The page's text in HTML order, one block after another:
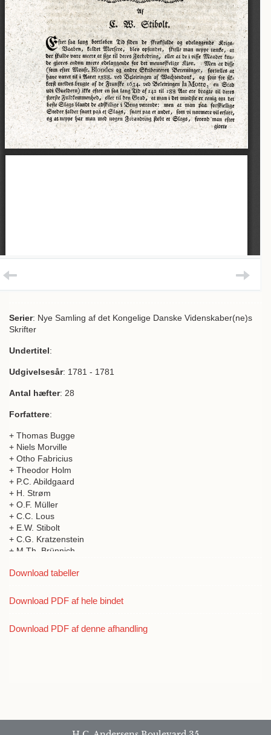
Serier: Nye Samling af det Kongelige Danske Videnskaber(ne)s
Skrifter
Undertitel:
Udgivelsesår: 1781 - 1781
Antal hæfter: 28
Forfattere:
+ Thomas Bugge
+ Niels Morville
+ Otho Fabricius
+ Theodor Holm
+ P.C. Abildgaard
+ H. Strøm
+ O.F. Müller
+ C.C. Lous
+ E.W. Stibolt
+ C.G. Kratzenstein
+ M.Th. Brünnich
+ P.F. Suhm
+ Christian Friderich Temler
+ Lorenz Spengler
Download tabeller
Download PDF af hele bindet
Download PDF af denne afhandling